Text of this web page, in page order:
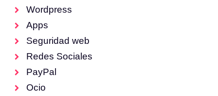
Wordpress
Apps
Seguridad web
Redes Sociales
PayPal
Ocio